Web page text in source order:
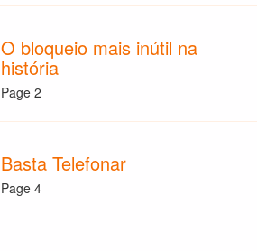
O bloqueio mais inútil na
história
Page 2
Basta Telefonar
Page 4